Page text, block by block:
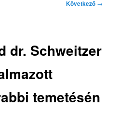
Következő →
dr. Schweitzer
temetésén